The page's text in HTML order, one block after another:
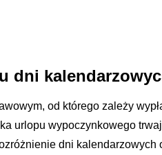
dni
od którego zależy
urlopu wypoczynkowego
dni